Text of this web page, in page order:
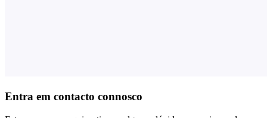
Entra em contacto connosco